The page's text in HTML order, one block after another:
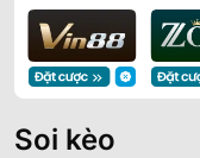
Soi kèo